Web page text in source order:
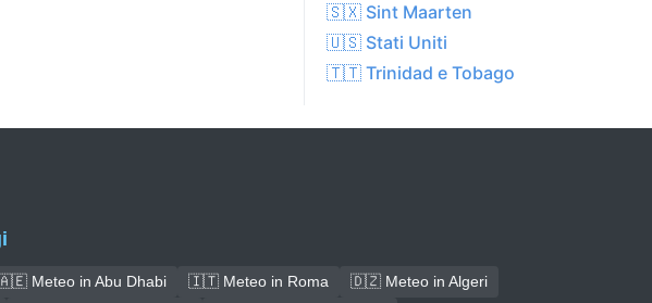
🇸🇽 Sint Maarten
🇺🇸 Stati Uniti
🇹🇹 Trinidad e Tobago
Meteo in Abu Dhabi 🇮🇹 Meteo in Roma
🇩🇿 Meteo in Algeri